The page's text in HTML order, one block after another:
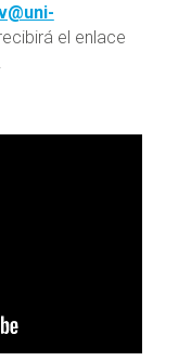
el enlace